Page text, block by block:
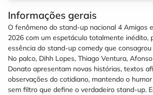
Informações gerais
O fenômeno do stand-up nacional 4 Amigos
2026 com um espetáculo totalmente inédito,
essência do stand-up comedy que
No palco, Dihh Lopes, Thiago Ventura,
Donato apresentam novas histórias, textos
observações do cotidiano, mantendo o
sem filtro que define o verdadeiro stand-up.